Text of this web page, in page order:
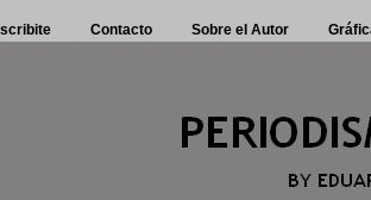
Contacto Sobre el Autor